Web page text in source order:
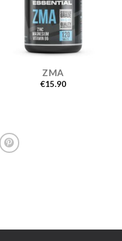
ZMA
€15.90